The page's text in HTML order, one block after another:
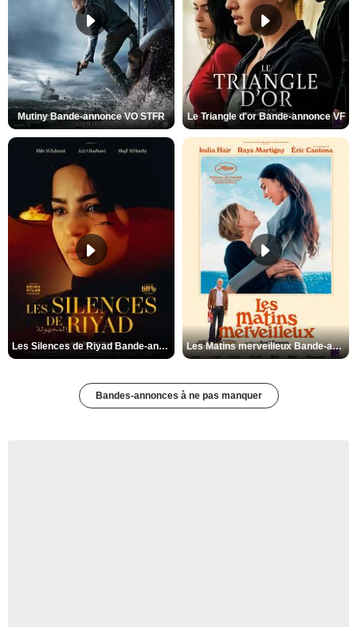
Mutiny Bande-annonce VO STFR Le Triangle d'or Bande-annonce VF
Les Silences de Riyad Bande-annonce VO STFR Les Matins merveilleux Bande-annonce VF
Bandes-annonces à ne pas manquer